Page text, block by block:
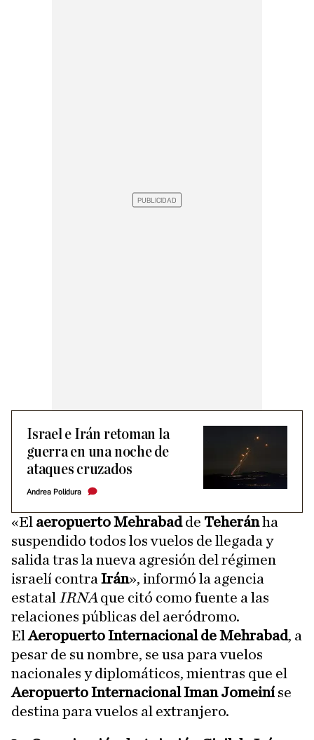
Israel e Irán retoman la
guerra en una noche de
ataques cruzados
Andrea Polidura
«El aeropuerto Mehrabadde Teheránha
suspendido todos los vuelos de llegada y
salida tras la nueva agresión del régimen
israelí contra Irán», informó la agencia
estatal IRNA que citó como fuente a las
relaciones públicas del aeródromo.
ElAeropuerto Internacional de Mehrabad, a
pesar de su nombre, se usa para vuelos
nacionales y diplomáticos, mientras que el
Aeropuerto Internacional Iman Jomeiní se
destina para vuelos al extranjero.